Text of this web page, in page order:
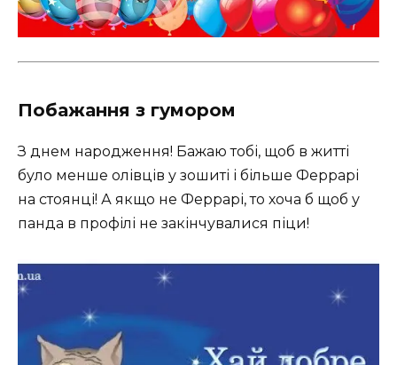
Побажання з гумором
З днем народження! Бажаю тобі, щоб в житті
було менше олівців у зошиті і більше Феррарі
на стоянці! А якщо не Феррарі, то хоча б щоб у
панда в профілі не закінчувалися піци!